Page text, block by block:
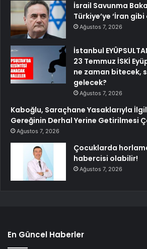
İsrail Savunma
Türkiye’ye ‘İran
Ağustos 7, 2026
İstanbul
23 Temmuz İSKİ
ne zaman bitecek,
gelecek?
Ağustos 7, 2026
Kaboğlu, Saraçhane Yasaklarıyla İlgili
Gereğinin Derhal Yerine Getirilmesi
Ağustos 7, 2026
Çocuklarda
habercisi olabilir!
Ağustos 7, 2026
En Güncel Haberler